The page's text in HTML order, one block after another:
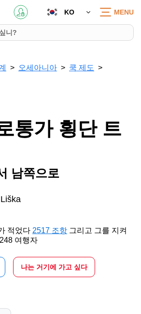
KO MENU
오세아니아
쿡 제도
통가 횡단 트
남쪽으로
적었다 2517 조항 그리고 그를 지켜
여행자
나는 거기에 가고 싶다